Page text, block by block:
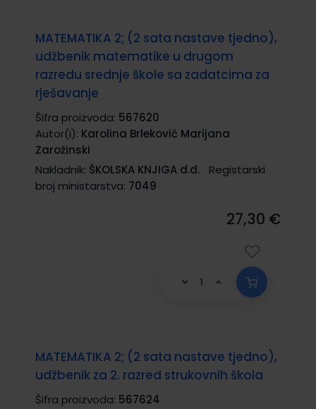
MATEMATIKA 2; (2 sata nastave tjedno),
udžbenik matematike u drugom
razredu srednje škole sa zadatcima za
rješavanje
Šifra proizvoda: 567620
Autor(i): Karolina Brleković Marijana
Zarožinski
Nakladnik: ŠKOLSKA KNJIGA d.d.
Registarski
broj ministarstva: 7049
27,30 €
MATEMATIKA 2; (2 sata nastave tjedno),
udžbenik za 2. razred strukovnih škola
Šifra proizvoda: 567624